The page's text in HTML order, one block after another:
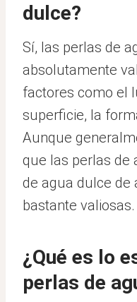
dulce?
Sí, las perlas de
absolutamente
factores como el
superficie, la
Aunque
que las perlas de
de agua dulce de
bastante valiosas.
¿Qué es lo
perlas de